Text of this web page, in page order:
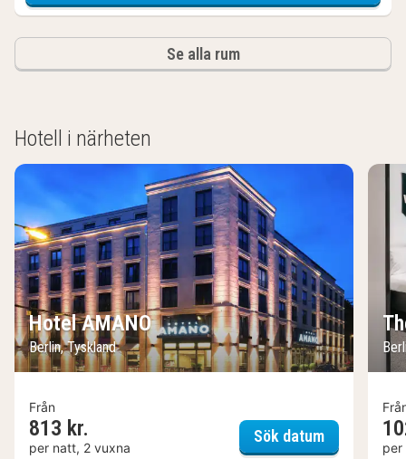
Se alla rum
Hotell i närheten
Hotel AMANO
Berlin, Tyskland
Från
813 kr.
per natt, 2 vuxna
Sök datumHotel
per